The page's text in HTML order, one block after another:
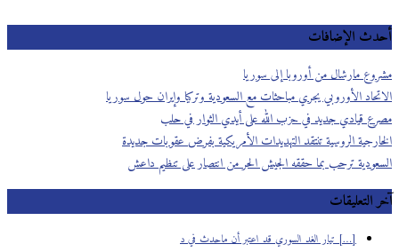
أحدث الإضافات
مشروع مارشال من أوروبا إلى سوريا
الاتحاد الأوروبي يجري مباحثات مع السعودية وتركيا وإيران حول سوريا
مصرع قيادي جديد في حزب الله على أيدي الثوار في حلب
الخارجية الروسية تنتقد التهديدات الأمريكية بفرض عقوبات جديدة
السعودية ترحب بما حققه الجيش الحر من انتصار على تنظيم داعش
آخر التعليقات
[…] تيار الغد السوري قد اعتبر أن ماحدث في د